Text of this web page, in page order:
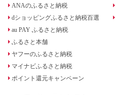
ANAのふるさと納税
dショッピングふるさと納税百選
au PAY ふるさと納税
ふるさと本舗
ヤフーのふるさと納税
マイナビふるさと納税
ポイント還元キャンペーン